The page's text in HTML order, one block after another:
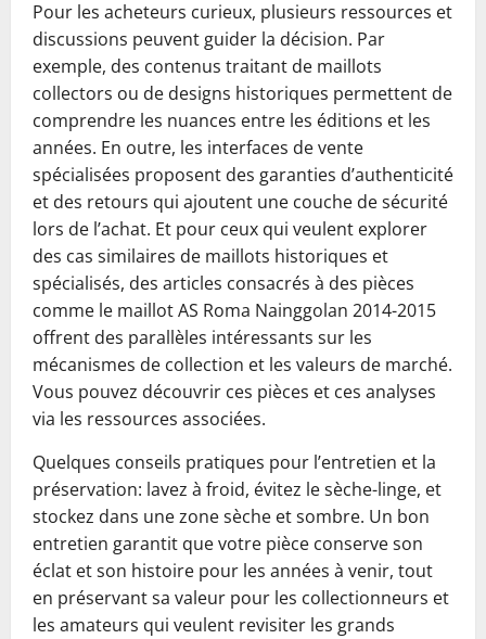
Pour les acheteurs curieux, plusieurs ressources et
discussions peuvent guider la décision. Par
exemple, des contenus traitant de maillots
collectors ou de designs historiques permettent de
comprendre les nuances entre les éditions et les
années. En outre, les interfaces de vente
spécialisées proposent des garanties d’authenticité
et des retours qui ajoutent une couche de sécurité
lors de l’achat. Et pour ceux qui veulent explorer
des cas similaires de maillots historiques et
spécialisés, des articles consacrés à des pièces
comme le maillot AS Roma Nainggolan 2014-2015
offrent des parallèles intéressants sur les
mécanismes de collection et les valeurs de marché.
Vous pouvez découvrir ces pièces et ces analyses
via les ressources associées.
Quelques conseils pratiques pour l’entretien et la
préservation: lavez à froid, évitez le sèche-linge, et
stockez dans une zone sèche et sombre. Un bon
entretien garantit que votre pièce conserve son
éclat et son histoire pour les années à venir, tout
en préservant sa valeur pour les collectionneurs et
les amateurs qui veulent revisiter les grands